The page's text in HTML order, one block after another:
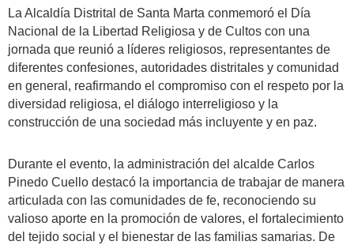
La Alcaldía Distrital de Santa Marta conmemoró el Día
Nacional de la Libertad Religiosa y de Cultos con una
jornada que reunió a líderes religiosos, representantes de
diferentes confesiones, autoridades distritales y comunidad
en general, reafirmando el compromiso con el respeto por la
diversidad religiosa, el diálogo interreligioso y la
construcción de una sociedad más incluyente y en paz.
Durante el evento, la administración del alcalde Carlos
Pinedo Cuello destacó la importancia de trabajar de manera
articulada con las comunidades de fe, reconociendo su
valioso aporte en la promoción de valores, el fortalecimiento
del tejido social y el bienestar de las familias samarias. De